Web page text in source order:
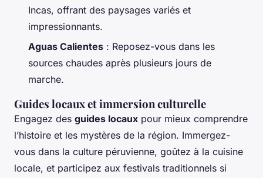
Incas, offrant des paysages variés et
impressionnants.
Aguas Calientes : Reposez-vous dans les
sources chaudes après plusieurs jours de
marche.
Guides locaux et immersion culturelle
Engagez des guides locaux pour mieux comprendre
l’histoire et les mystères de la région. Immergez-
vous dans la culture péruvienne, goûtez à la cuisine
locale, et participez aux festivals traditionnels si